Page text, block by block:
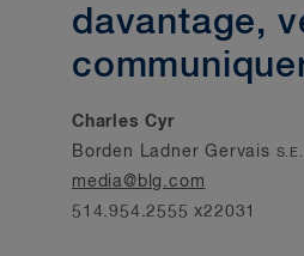
davantage,
Charles Cyr
Borden Ladner Gervais
media@blg.com
514.954.2555 x22031